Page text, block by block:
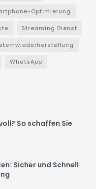
Optimierung
Streaming Dienst
WhatsApp
So schaffen Sie
Sicher und Schnell